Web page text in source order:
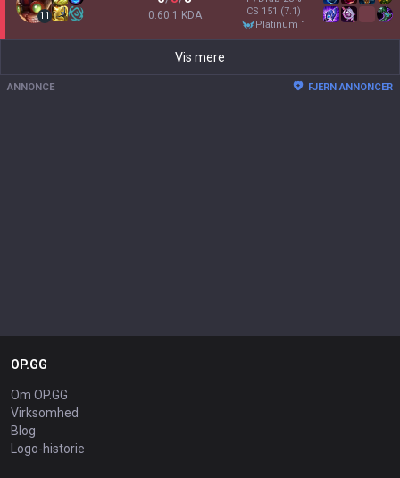
11 0.60:1 KDA
CS 151 (7.1)
platinum 1
Vis mere
ANNONCE FJERN ANNONCER
OP.GG
Om OP.GG
Virksomhed
Blog
Logo-historie